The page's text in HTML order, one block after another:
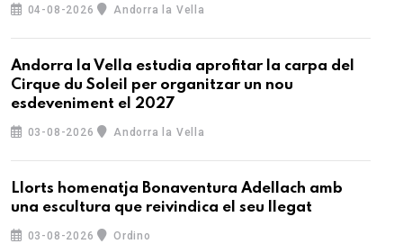
04-08-2026 Andorra la Vella
Andorra la Vella estudia aprofitar la carpa del
Cirque du Soleil per organitzar un nou
esdeveniment el 2027
03-08-2026 Andorra la Vella
Llorts homenatja Bonaventura Adellach amb
una escultura que reivindica el seu llegat
03-08-2026 Ordino